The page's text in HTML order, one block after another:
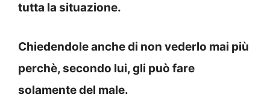
tutta la situazione.
Chiedendole anche di non vederlo mai più
perchè, secondo lui, gli può fare
solamente del male.